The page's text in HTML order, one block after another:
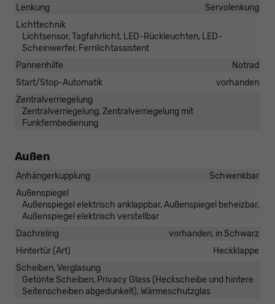
Lenkung
Servolenkung
Lichttechnik
Lichtsensor, Tagfahrlicht, LED-Rückleuchten, LED-
Scheinwerfer, Fernlichtassistent
Pannenhilfe
Notrad
Start/Stop-Automatik
vorhanden
Zentralverriegelung
Zentralverriegelung, Zentralverriegelung mit
Funkfernbedienung
Außen
Anhängerkupplung
Schwenkbar
Außenspiegel
Außenspiegel elektrisch anklappbar, Außenspiegel beheizbar,
Außenspiegel elektrisch verstellbar
Dachreling
vorhanden, in Schwarz
Hintertür (Art)
Heckklappe
Scheiben, Verglasung
Getönte Scheiben, Privacy Glass (Heckscheibe und hintere
Seitenscheiben abgedunkelt), Wärmeschutzglas